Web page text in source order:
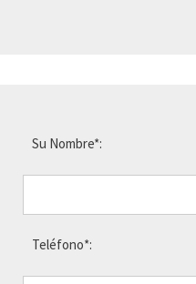
Su Nombre*:
Teléfono*: